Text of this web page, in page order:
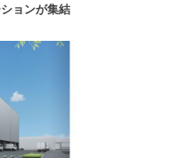
ョンが集結